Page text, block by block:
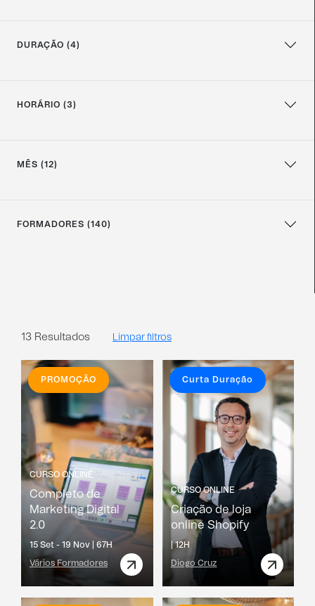
DURAÇÃO (4)
HORÁRIO (3)
MÊS (12)
FORMADORES (140)
13 Resultados Limpar filtros
CURSO ONLINE
Completo de
Marketing Digital
2.0
15 Set - 19 Nov | 67H
Vários Formadores
PROMOÇÃO
CURSO ONLINE
Criação de loja
online Shopify
|12H
Diogo Cruz
Curta Duração